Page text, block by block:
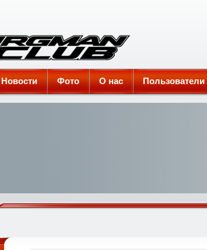
Новости Фото О нас Пользователи